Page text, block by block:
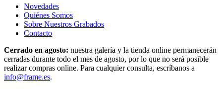
Novedades
Quiénes Somos
Sobre Nuestros Grabados
Contacto
Cerrado en agosto: nuestra galería y la tienda online permanecerán
cerradas durante todo el mes de agosto, por lo que no será posible
realizar compras online. Para cualquier consulta, escríbanos a
info@frame.es.